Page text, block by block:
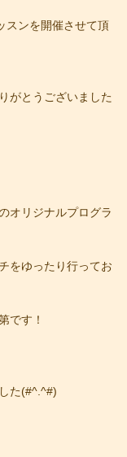
スンを開催させて頂
がとうございました
オリジナルプログラ
をゆったり行ってお
です！
た(#^.^#)